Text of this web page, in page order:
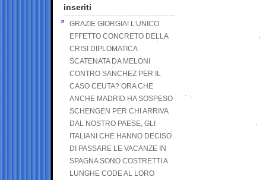
inseriti
GRAZIE GIORGIA! L’UNICO
EFFETTO CONCRETO DELLA
CRISI DIPLOMATICA
SCATENATA DA MELONI
CONTRO SANCHEZ PER IL
CASO CEUTA? ORA CHE
ANCHE MADRID HA SOSPESO
SCHENGEN PER CHI ARRIVA
DAL NOSTRO PAESE, GLI
ITALIANI CHE HANNO DECISO
DI PASSARE LE VACANZE IN
SPAGNA SONO COSTRETTI A
LUNGHE CODE AL LORO